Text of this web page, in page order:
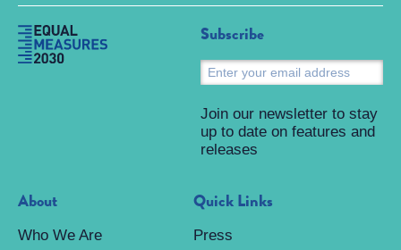
About
Who We Are
Quick Links
Press
Subscribe
Join our newsletter to stay
up to date on features and
releases